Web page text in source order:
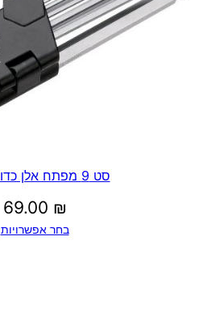
סט 9 מפתח אלן כדורי אינץ'
69.00 ₪
בחר אפשרויות